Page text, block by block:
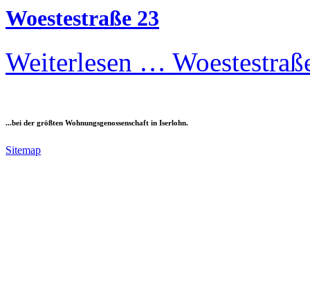
Woestestraße 23
Weiterlesen …
...bei der größten Wohnungsgenossenschaft in Iserlohn.
Sitemap